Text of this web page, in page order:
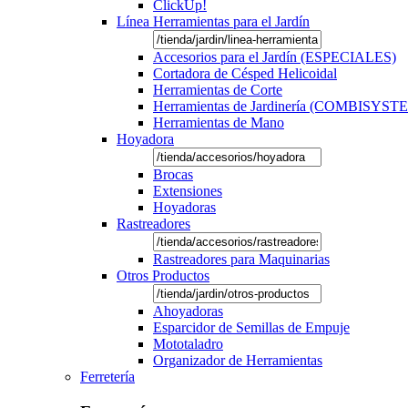
ClickUp!
Línea Herramientas para el Jardín
Accesorios para el Jardín (ESPECIALES)
Cortadora de Césped Helicoidal
Herramientas de Corte
Herramientas de Jardinería
Herramientas de Mano
Hoyadora
Brocas
Extensiones
Hoyadoras
Rastreadores
Rastreadores para Maquinarias
Otros Productos
Ahoyadoras
Esparcidor de Semillas de Empuje
Mototaladro
Organizador de Herramientas
Ferretería